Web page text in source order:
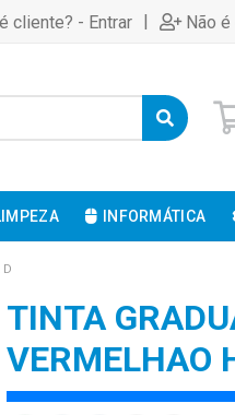
cliente? - Entrar | Não
INFORMÁTICA
D
TINTA
VERMELHAO